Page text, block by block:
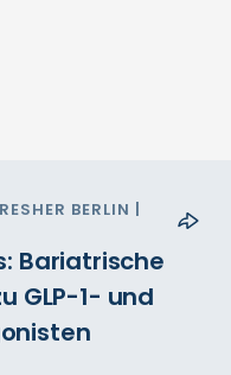
BERLIN |
Bariatrische
GLP-1- und